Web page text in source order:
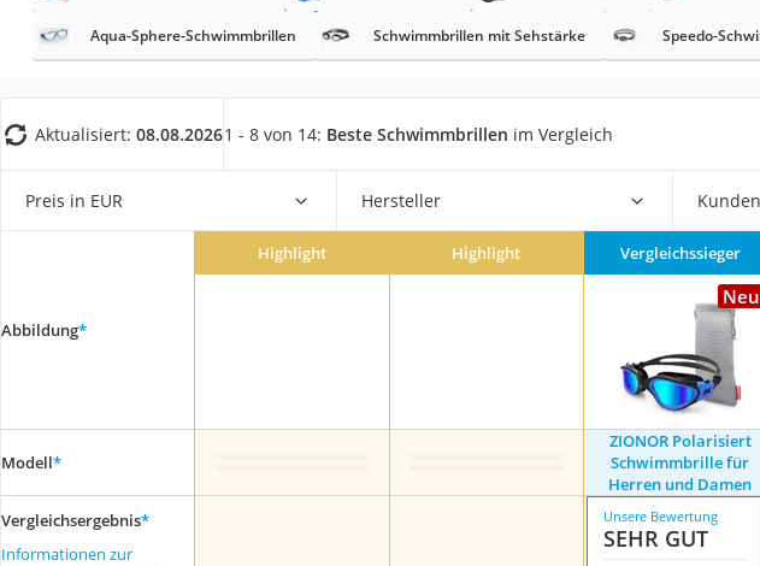
Handgepäck-Koffer
Wanderschuhe Herren
Service
Aqua-Sphere-Schwimmbrillen Schwimmbrillen mit Sehstärke Speedo-
Aktualisiert: 08.08.20261 - 8 von 14: Beste Schwimmbrillen im Vergleich
Preis in EUR Hersteller
Abbildung*
Highlight Highlight Vergleichssieger
Neu
Modell*
ZIONOR Polarisiert
Schwimmbrille für
Herren und Damen
Vergleichsergebnis*
Informationen zur
Unsere Bewertung
SEHR GUT